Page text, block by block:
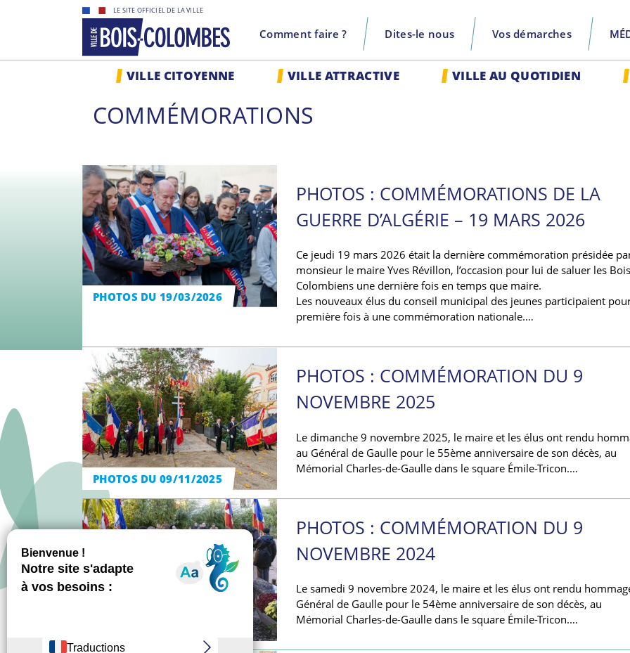
LE SITE OFFICIEL DE LA VILLE
Colombes
Comment faire ? Dites-le nous Vos démarches
recherche
VILLE CITOYENNE VILLE ATTRACTIVE VILLE AU QUOTIDIEN
COMMÉMORATIONS
PHOTOS DU 19/03/2026
PHOTOS : COMMÉMORATIONS DE LA
GUERRE D’ALGÉRIE – 19 MARS 2026
Ce jeudi 19 mars 2026 était la dernière commémoration présidée
monsieur le maire Yves Révillon, l’occasion pour lui de saluer les
Colombiens une dernière fois en temps que maire.
Les nouveaux élus du conseil municipal des jeunes participaient
première fois à une commémoration nationale.…
PHOTOS DU 09/11/2025
PHOTOS : COMMÉMORATION DU 9
NOVEMBRE 2025
Le dimanche 9 novembre 2025, le maire et les élus ont rendu
au Général de Gaulle pour le 55ème anniversaire de son décès, au
Mémorial Charles-de-Gaulle dans le square Émile-Tricon.…
PHOTOS : COMMÉMORATION DU 9
NOVEMBRE 2024
Le samedi 9 novembre 2024, le maire et les élus ont rendu
Général de Gaulle pour le 54ème anniversaire de son décès, au
Mémorial Charles-de-Gaulle dans le square Émile-Tricon.…